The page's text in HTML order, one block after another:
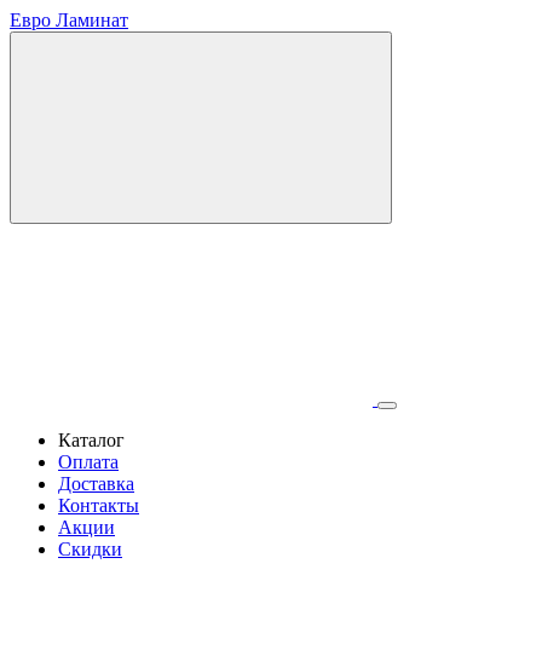
Евро Ламинат
Каталог
Оплата
Доставка
Контакты
Акции
Скидки